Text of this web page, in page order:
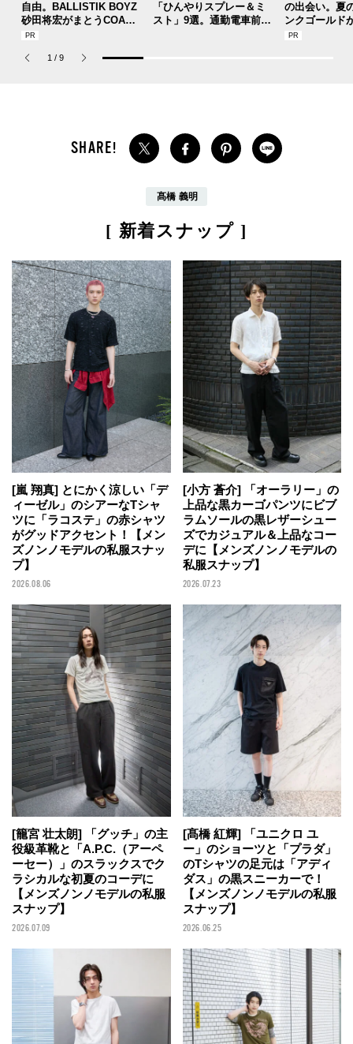
自由。BALLISTIK BOYZ
砂田将宏がまとうCOACH
の新作フレグランス「コ
パルファム」
「ひんやりスプレー＆ミ
スト」9選。通勤電車前、
の出会い。夏
ンクゴールド
SUMMER
1 / 9
髙橋 義明
[ 新着スナップ ]
[嵐 翔真] とにかく涼しい「デ
ィーゼル」のシアーなTシャ
ツに「ラコステ」の赤シャツ
がグッドアクセント！【メン
ズノンノモデルの私服スナッ
プ】
2026.08.06
[小方 蒼介] 「オーラリー」の
上品な黒カーゴパンツにビブ
ラムソールの黒レザーシュー
ズでカジュアル＆上品なコー
デに【メンズノンノモデルの
私服スナップ】
2026.07.23
[籠宮 壮太朗] 「グッチ」の主
役級革靴と「A.P.C.（アーペ
ーセー）」のスラックスでク
ラシカルな初夏のコーデに
【メンズノンノモデルの私服
スナップ】
2026.07.09
[髙橋 紅輝] 「ユニクロ ユ
ー」のショーツと「プラダ」
のTシャツの足元は「アディ
ダス」の黒スニーカーで！
【メンズノンノモデルの私服
スナップ】
2026.06.25